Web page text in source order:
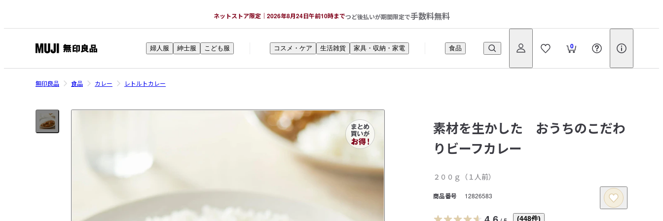
ネットストア限定｜2026年8月24日午前10時までつど後払いが期間限定で手数料無料
印
良
ネ
ッ
ト
0
婦人服 紳士服 こども服 コスメ・ケア 生活雑貨 家具・収納・家電 食品
無印良品 食品 カレー レトルトカレー
素材を生かした おうちのこだわ
りビーフカレー
２００ｇ（１人前）
商品番号 12826583
(448件)